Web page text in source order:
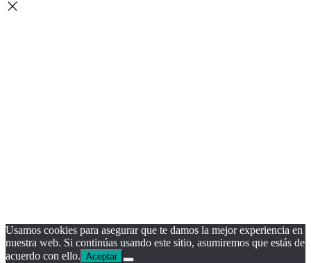
Usamos cookies para asegurar que te damos la mejor experiencia en
nuestra web. Si continúas usando este sitio, asumiremos que estás de
acuerdo con ello. Aceptar